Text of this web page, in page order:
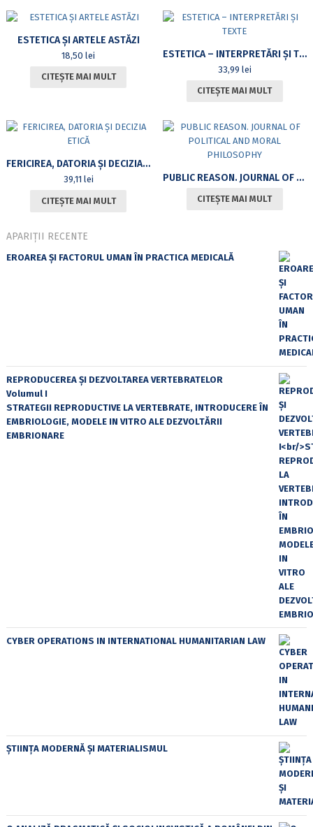
ESTETICA ȘI ARTELE ASTĂZI
18,50lei
CITEȘTE MAI MULT
ESTETICA – INTERPRETĂRI ȘI TEXTE
33,99 lei
CITEȘTE MAI MULT
FERICIREA, DATORIA ȘI DECIZIA ETICĂ
39,11 lei
CITEȘTE MAI MULT
PUBLIC REASON. JOURNAL OF POLITICAL AND MORAL PHILOSOPHY
CITEȘTE MAI MULT
APARIȚII RECENTE
EROAREA ȘI FACTORUL UMAN ÎN PRACTICA MEDICALĂ
REPRODUCEREA ȘI DEZVOLTAREA VERTEBRATELOR
Volumul I
STRATEGII REPRODUCTIVE LA VERTEBRATE, INTRODUCERE ÎN
EMBRIOLOGIE, MODELE IN VITRO ALE DEZVOLTĂRII
EMBRIONARE
CYBER OPERATIONS IN INTERNATIONAL HUMANITARIAN LAW
ȘTIINȚA MODERNĂ ȘI MATERIALISMUL